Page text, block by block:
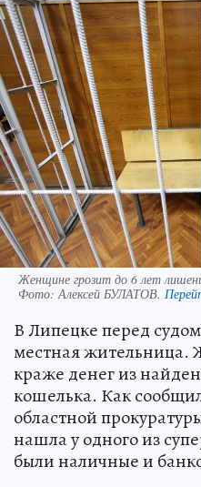
Женщине грозит до 6 лет
Фото:Алексей БУЛАТОВ.
В Липецке перед
местная жительница.
краже денег из
кошелька. Как
областной
нашла у одного из
были наличные и